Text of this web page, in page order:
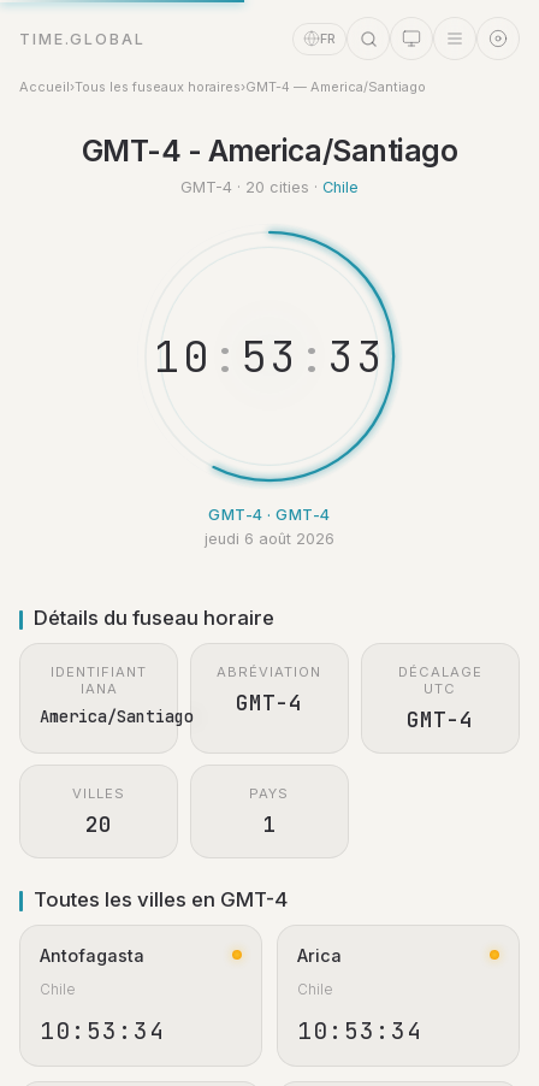
TIME.GLOBAL FR
Accueil›Tous les fuseaux horaires›GMT-4 — America/Santiago
GMT-4 - America/Santiago
GMT-4 · 20 cities · Chile
10 : 53 : 34
GMT-4 · GMT-4
jeudi 6 août 2026
Détails du fuseau horaire
IDENTIFIANT
IANA
America/Santiago
ABRÉVIATION
GMT-4
DÉCALAGE
UTC
GMT-4
VILLES
20
PAYS
1
Toutes les villes en GMT-4
Antofagasta
Chile
10:53:34
Arica
Chile
10:53:34
Assistant Temps